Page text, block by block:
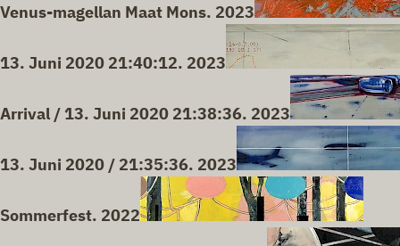
Venus-magellan Maat Mons. 2023
13. Juni 2020 21:40:12. 2023
Arrival / 13. Juni 2020 21:38:36. 2023
13. Juni 2020 / 21:35:36. 2023
Sommerfest. 2022